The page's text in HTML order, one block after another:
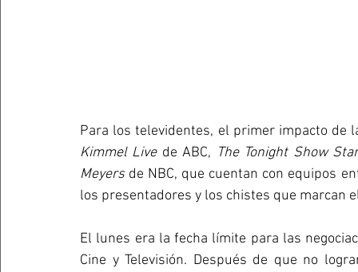
Para los televidentes, el primer impacto de
Kimmel Live de ABC, The Tonight Show
Meyers de NBC, que cuentan con equipos
los presentadores y los chistes que marcan
El lunes era la fecha límite para las
Cine y Televisión. Después de que no